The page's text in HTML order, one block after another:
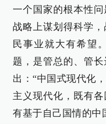
一个国家的根本性问
战略上谋划得科学
民事业就大有希望
题，是管总的、管
出：“中国式现代化
主义现代化，既有
有基于自己国情的中